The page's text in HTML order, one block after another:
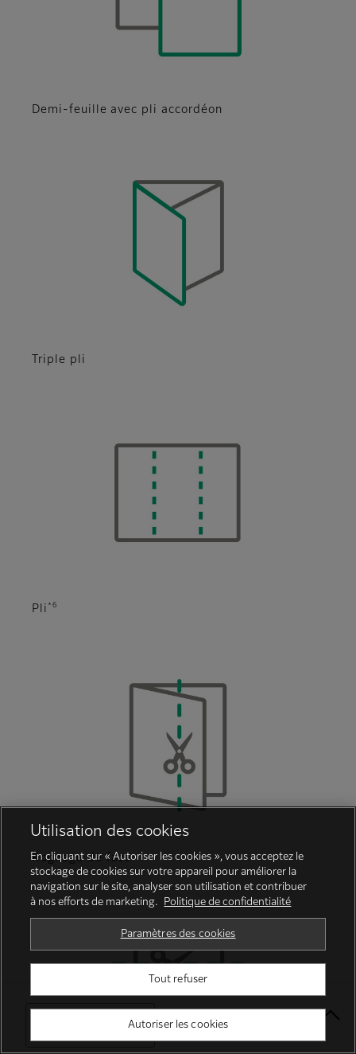
Select Your Location
Demi-feuille avec pli accordéon
Triple pli
Pli *6
Rognage de face
Utilisation des cookies
En cliquant sur « Autoriser les cookies », vous acceptez le
stockage de cookies sur votre appareil pour améliorer la
navigation sur le site, analyser son utilisation et contribuer
à nos efforts de marketing.
Politique de confidentialité
Paramètres des cookies
Tout refuser
Autoriser les cookies